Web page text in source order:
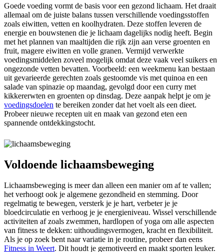
Goede voeding vormt de basis voor een gezond lichaam. Het draait
allemaal om de juiste balans tussen verschillende voedingsstoffen
zoals eiwitten, vetten en koolhydraten. Deze stoffen leveren de
energie en bouwstenen die je lichaam dagelijks nodig heeft. Begin
met het plannen van maaltijden die rijk zijn aan verse groenten en
fruit, magere eiwitten en volle granen. Vermijd verwerkte
voedingsmiddelen zoveel mogelijk omdat deze vaak veel suikers en
ongezonde vetten bevatten. Voorbeeld: een weekmenu kan bestaan
uit gevarieerde gerechten zoals gestoomde vis met quinoa en een
salade van spinazie op maandag, gevolgd door een curry met
kikkererwten en groenten op dinsdag. Deze aanpak helpt je om je
voedingsdoelen te bereiken zonder dat het voelt als een dieet.
Probeer nieuwe recepten uit en maak van gezond eten een
spannende ontdekkingstocht.
Voldoende lichaamsbeweging
Lichaamsbeweging is meer dan alleen een manier om af te vallen;
het verhoogt ook je algemene gezondheid en stemming. Door
regelmatig te bewegen, versterk je je hart, verbeter je je
bloedcirculatie en verhoog je je energieniveau. Wissel verschillende
activiteiten af zoals zwemmen, hardlopen of yoga om alle aspecten
van fitness te dekken: uithoudingsvermogen, kracht en flexibiliteit.
Als je op zoek bent naar variatie in je routine, probeer dan eens
Fitness in Weert. Dit houdt je gemotiveerd en maakt sporten leuker.